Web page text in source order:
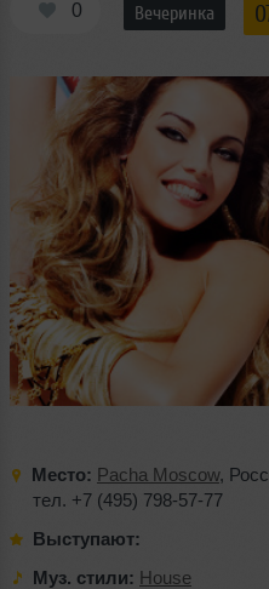
0 Вечеринка
Место: Pacha Moscow,
тел. +7 (495) 798-57-77
Выступают:
Муз. стили: House